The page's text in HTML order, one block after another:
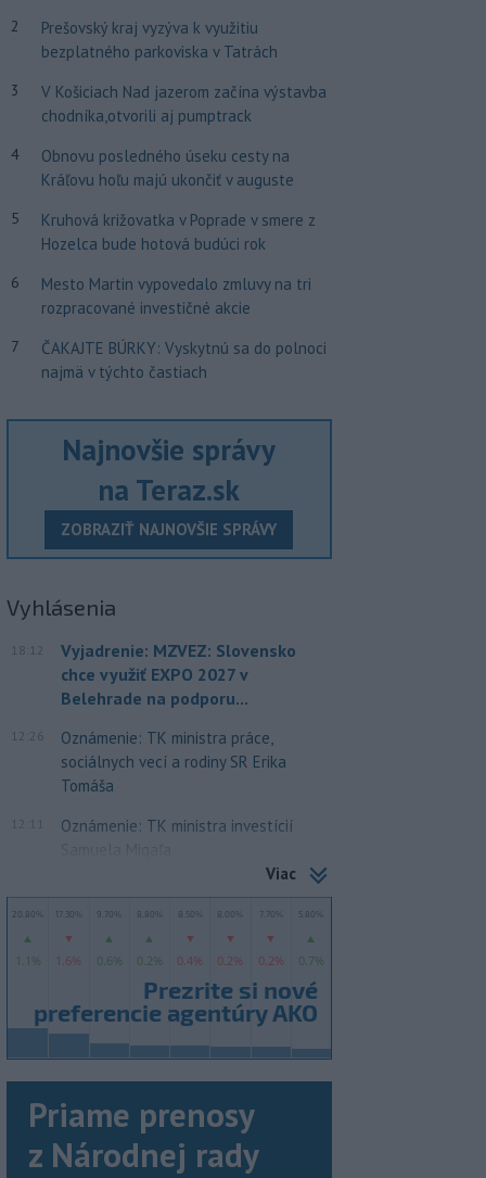
2
Prešovský kraj vyzýva k využitiu
bezplatného parkoviska v Tatrách
3
V Košiciach Nad jazerom začína výstavba
chodníka,otvorili aj pumptrack
4
Obnovu posledného úseku cesty na
Kráľovu hoľu majú ukončiť v auguste
5
Kruhová križovatka v Poprade v smere z
Hozelca bude hotová budúci rok
6
Mesto Martin vypovedalo zmluvy na tri
rozpracované investičné akcie
7
ČAKAJTE BÚRKY: Vyskytnú sa do polnoci
najmä v týchto častiach
Najnovšie správy
na Teraz.sk
ZOBRAZIŤ NAJNOVŠIE SPRÁVY
Vyhlásenia
18:12
Vyjadrenie: MZVEZ: Slovensko
chce využiť EXPO 2027 v
Belehrade na podporu...
12:26
Oznámenie: TK ministra práce,
sociálnych vecí a rodiny SR Erika
Tomáša
Oznámenie: TK ministra investícií
Samuela Migaľa
Viac
Priame prenosy
z Národnej rady